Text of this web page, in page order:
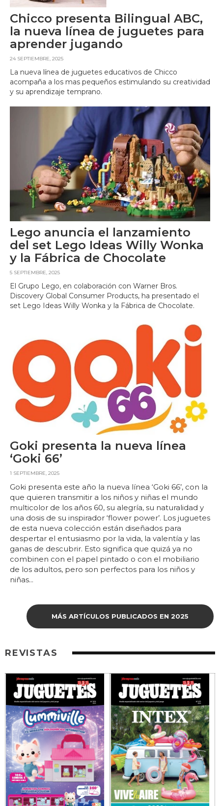
Chicco presenta Bilingual ABC,
la nueva línea de juguetes para
aprender jugando
24 SEPTIEMBRE, 2025
La nueva línea de juguetes educativos de Chicco
acompaña a los mas pequeños estimulando su creatividad
y su aprendizaje temprano.
Lego anuncia el lanzamiento
del set Lego Ideas Willy Wonka
y la Fábrica de Chocolate
5 SEPTIEMBRE, 2025
El Grupo Lego, en colaboración con Warner Bros.
Discovery Global Consumer Products, ha presentado el
set Lego Ideas Willy Wonka y la Fábrica de Chocolate.
Goki presenta la nueva línea
‘Goki 66’
1 SEPTIEMBRE, 2025
Goki presenta este año la nueva línea ‘Goki 66’, con la
que quieren transmitir a los niños y niñas el mundo
multicolor de los años 60, su alegría, su naturalidad y
una dosis de su inspirador ‘flower power’. Los juguetes
de esta nueva colección están diseñados para
despertar el entusiasmo por la vida, la valentía y las
ganas de descubrir. Esto significa que quizá ya no
combinen con el papel pintado o con el mobiliario
de los adultos, pero son perfectos para los niños y
niñas...
MÁS ARTÍCULOS PUBLICADOS EN 2025
REVISTAS